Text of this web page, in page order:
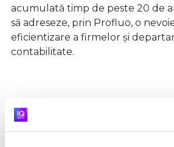
acumulată timp de peste 20 de
să adreseze, prin Profluo, o
eficientizare a firmelor și
contabilitate.
Articolele acestui